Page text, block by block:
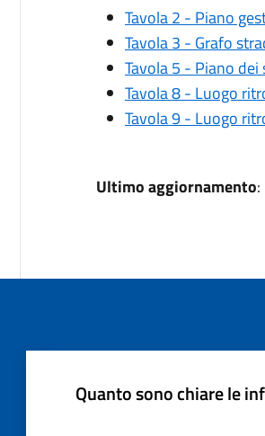
Tavola 2 - Piano
Tavola 3 - Grafo
Tavola 5 - Piano dei
Tavola 8 - Luogo
Tavola 9 - Luogo
Ultimo aggiornamento
Quanto sono chiare le